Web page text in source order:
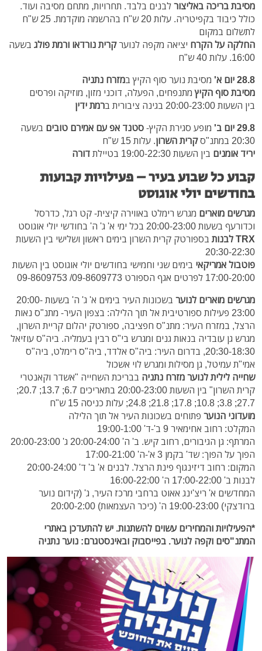
מסיבת בריכה באליצורלבנים בלבד. תחרויות, מתחם מסיבה ועוד.
כולל כיבוד בקפיטריה. עלות 20 ש"ח בהרשמה מוקדמת. 25 ש"ח
לתשלום במקום
החלקה על הקרח יציאה מקפה לנוערקרית נורדאו ורמת פולג בשעה
16:00. עלות 40 ש"ח
28.8 יום א'
מסיבת נוער סוף הקיץ במזרח נתניה
מסיבת סוף הקיץ מתנפחים, הפעלה, דוכני מזון, מוזיקה ופרסים
בין השעות 20:00-23:00 בגינה ציבורית ברמת ידין
29.8 יום ב'
מופע סגירת הקיץ-סטנד אפ עם אמירם טובים בשעה
20:30 במתנ"ס
קרית השרון. עלות 15 ש"ח
יריד אומנים בין השעות 19:00-22:30 בטיילת דורה
קבוע כל שבוע בעיר – פעילויות קבועות
בחודשים יולי אוגוסט
מגרשים מוארים מגרש רימלט באווירה קיצית- קט רגל, כדרסל
וכדורעף בשעות 20:00-23:00 בכל ימי א' ג' ה' בחודשי יולי אוגוסט
TRX לבנות
בספורטק קרית השרון בימים ראשון ושלישי בין השעות
20:30-22:30
פוטבול אמריקאי בימים שני וחמישי בחודשים יולי אוגוסט בין השעות
17:00-20:00 לפרטים אגף הספורט 09-8609773/ 09-8609753
מגרשים מוארים לנוער
בשכונות העיר בימים א' ג' ה' בשעות 20:00-
23:00 פעילות ספורטיבית אל תוך הלילה: בצפון העיר- מתנ"ס נאות
הרצל, במזרח העיר: מתנ"ס חפציבה, ספורטק יהלום קריית השרון,
מגרש גן עובדיה בנאות גנים ומגרש בי"ס רבין בעמליה. ביה"ס עוזיאל
20:30-18:30, בדרום העיר:
ביה"ס אלדד, ביה"ס רימלט, ביה"ס
אמי"ת עמיטל, גן מסילות ומגרש לוי אשכול
שחייה לילית לנוער מזרח נתניה בבריכת השחייה "אשדר וקאנטרי
קרית השרון" בין השעות 20:00-23:00 בתאריכים 6.7; 13.7; 20.7;
27.7; 3.8; 10.8; 17.8; 21.8; 24.8; עלות כניסה 15 ש"ח
מועדוני הנוער פתוחים בשכונות העיר אל תוך הלילה
המקלט: רחוב אחימאיר 9 ב'-ד' 19:00-1:00
המרתף: גן הגיבורים, רחוב קיש. ב' ה' 20:00-24:00 ג' 20:00-23:00
הפוך על הפוך: שד' בקמן 3 א'-ה' 17:00-21:00
המקום: רחוב דיזינגוף פינת הרצל. לבנים א' ב' ד' 20:00-24:00
לבנות ב' 17:00-22:00 ה' 16:00-22:00
המחדשים א' ריצ'ינג אאוט ברחבי מרכז העיר, ג' (קידום נוער
ברודצקי) 19:00-23:00 ה' (כיכר העצמאות) 20:00-2:00
*הפעילויות והמחירים עשוים להשתנות. יש להתעדכן באתרי
המתנ"סים וקפה לנוער. בפייסבוק ובאינסטגרם: נוער נתניה